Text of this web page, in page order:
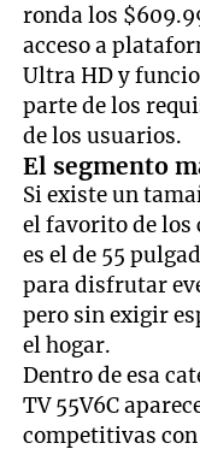
ronda los
acceso a
Ultra HD y
parte de los
de los usuarios.
El segmento
Si existe un
el favorito de los
es el de 55
para disfrutar
pero sin exigir
el hogar.
Dentro de esa
TV 55V6C
competitivas